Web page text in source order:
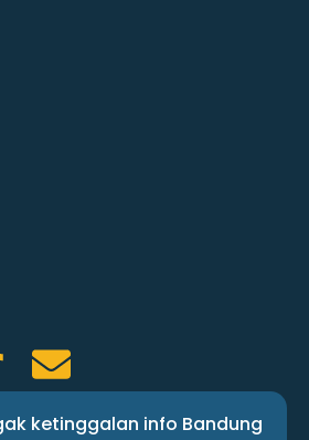
E
n
ketinggalan info Bandung